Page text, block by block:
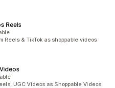
Reels
Reels & TikTok as shoppable videos
UGC Videos as Shoppable Videos